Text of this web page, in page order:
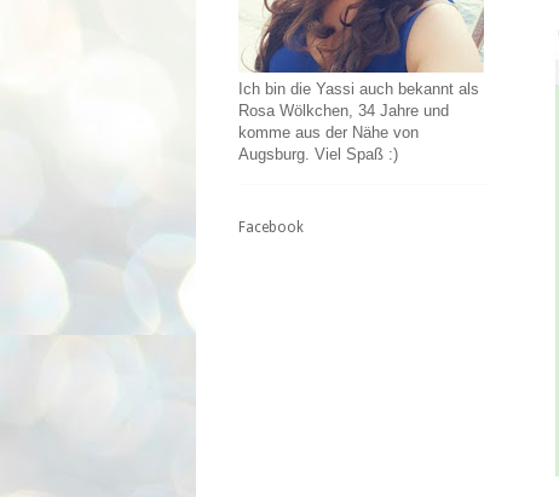
Ich bin die Yassi auch bekannt als
Rosa Wölkchen, 34 Jahre und
komme aus der Nähe von
Augsburg. Viel Spaß :)
Facebook